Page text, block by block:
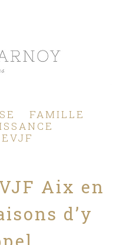
FAMILLE
EVJF
Aix en
d’y